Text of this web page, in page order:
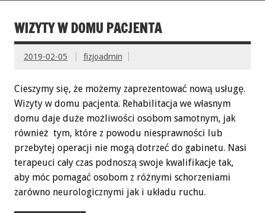
WIZYTY W DOMU PACJENTA
2019-02-05 fizjoadmin
Cieszymy się, że możemy zaprezentować nową usługę.
Wizyty w domu pacjenta. Rehabilitacja we własnym
domu daje duże możliwości osobom samotnym, jak
również tym, które z powodu niesprawności lub
przebytej operacji nie mogą dotrzeć do gabinetu. Nasi
terapeuci cały czas podnoszą swoje kwalifikacje tak,
aby móc pomagać osobom z różnymi schorzeniami
zarówno neurologicznymi jak i układu ruchu.